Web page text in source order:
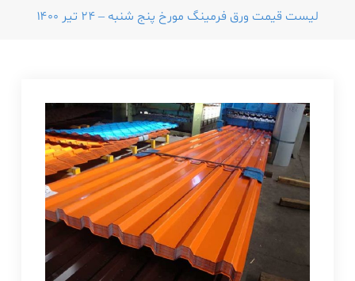
لیست قیمت ورق فرمینگ مورخ پنج شنبه – ۲۴ تیر ۱۴۰۰